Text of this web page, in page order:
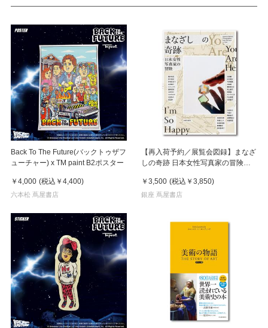
Back To The Future(バックトゥザフ
ューチャー) x TM paint B2ポスター
￥4,000 (税込 ￥4,400)
六本松 蔦屋書店
【再入荷予約／展覧会図録】まなざ
しの奇跡 日本女性写真家の冒険
￥3,500 (税込 ￥3,850)
銀座 蔦屋書店